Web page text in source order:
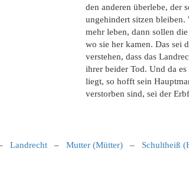
den anderen überlebe, der
ungehindert sitzen bleiben.
mehr leben, dann sollen
wo sie her kamen. Das sei
verstehen, dass das
ihrer beider Tod. Und da
liegt, so hofft sein
verstorben sind, sei der
Landrecht – Mutter (Mütter) – Schultheiß